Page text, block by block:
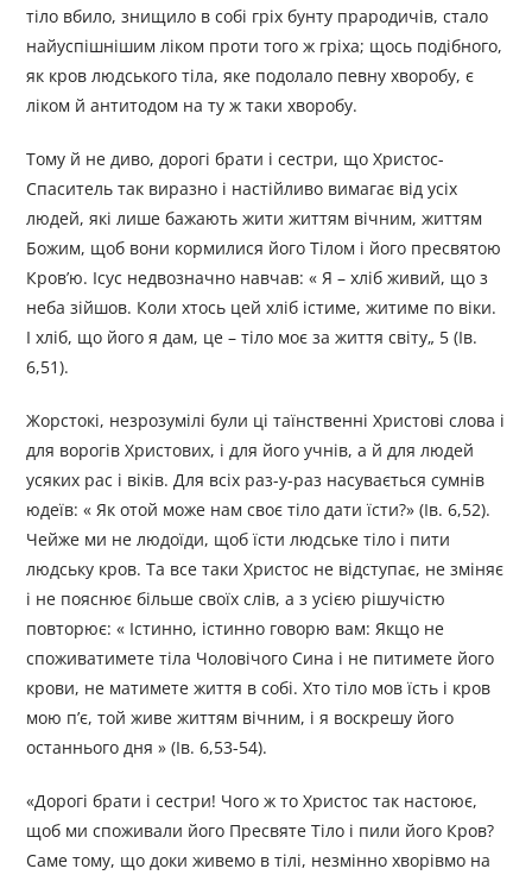
тіло вбило, знищило в собі гріх бунту прародичів, стало
найуспішнішим ліком проти того ж гріха; щось подібного,
як кров людського тіла, яке подолало певну хворобу, є
ліком й антитодом на ту ж таки хворобу.
Тому й не диво, дорогі брати і сестри, що Христос-
Спаситель так виразно і настійливо вимагає від усіх
людей, які лише бажають жити життям вічним, життям
Божим, щоб вони кормилися його Тілом і його пресвятою
Кров’ю. Ісус недвозначно навчав: « Я – хліб живий, що з
неба зійшов. Коли хтось цей хліб істиме, житиме по віки.
І хліб, що його я дам, це – тіло моє за життя світу„ 5 (Ів.
6,51).
Жорстокі, незрозумілі були ці таїнственні Христові слова і
для ворогів Христових, і для його учнів, а й для людей
усяких рас і віків. Для всіх раз-у-раз насувається сумнів
юдеїв: « Як отой може нам своє тіло дати їсти?» (Ів. 6,52).
Чейже ми не людоїди, щоб їсти людське тіло і пити
людську кров. Та все таки Христос не відступає, не зміняє
і не пояснює більше своїх слів, а з усією рішучістю
повторює: « Істинно, істинно говорю вам: Якщо не
споживатимете тіла Чоловічого Сина і не питимете його
крови, не матимете життя в собі. Хто тіло мов їсть і кров
мою п’є, той живе життям вічним, і я воскрешу його
останнього дня » (Ів. 6,53-54).
«Дорогі брати і сестри! Чого ж то Христос так настоює,
щоб ми споживали його Пресвяте Тіло і пили його Кров?
Саме тому, що доки живемо в тілі, незмінно хворівмо на